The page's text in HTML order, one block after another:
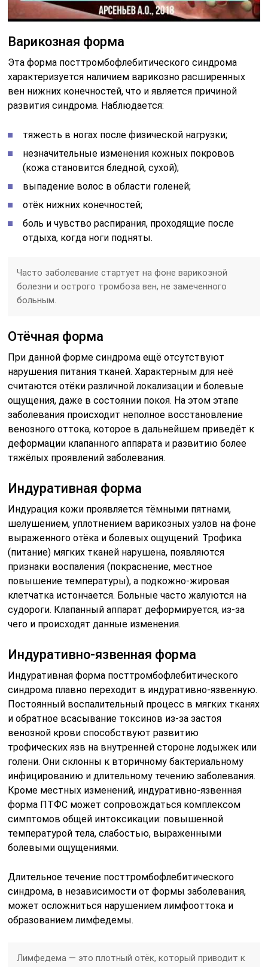
Варикозная форма
Эта форма посттромбофлебитического синдрома
характеризуется наличием варикозно расширенных
вен нижних конечностей, что и является причиной
развития синдрома. Наблюдается:
тяжесть в ногах после физической нагрузки;
незначительные изменения кожных покровов
(кожа становится бледной, сухой);
выпадение волос в области голеней;
отёк нижних конечностей;
боль и чувство распирания, проходящие после
отдыха, когда ноги подняты.
Часто заболевание стартует на фоне варикозной
болезни и острого тромбоза вен, не замеченного
больным.
Отёчная форма
При данной форме синдрома ещё отсутствуют
нарушения питания тканей. Характерным для неё
считаются отёки различной локализации и болевые
ощущения, даже в состоянии покоя. На этом этапе
заболевания происходит неполное восстановление
венозного оттока, которое в дальнейшем приведёт к
деформации клапанного аппарата и развитию более
тяжёлых проявлений заболевания.
Индуративная форма
Индурация кожи проявляется тёмными пятнами,
шелушением, уплотнением варикозных узлов на фоне
выраженного отёка и болевых ощущений. Трофика
(питание) мягких тканей нарушена, появляются
признаки воспаления (покраснение, местное
повышение температуры), а подкожно-жировая
клетчатка истончается. Больные часто жалуются на
судороги. Клапанный аппарат деформируется, из-за
чего и происходят данные изменения.
Индуративно-язвенная форма
Индуративная форма посттромбофлебитического
синдрома плавно переходит в индуративно-язвенную.
Постоянный воспалительный процесс в мягких тканях
и обратное всасывание токсинов из-за застоя
венозной крови способствуют развитию
трофических язв на внутренней стороне лодыжек или
голени. Они склонны к вторичному бактериальному
инфицированию и длительному течению заболевания.
Кроме местных изменений, индуративно-язвенная
форма ПТФС может сопровождаться комплексом
симптомов общей интоксикации: повышенной
температурой тела, слабостью, выраженными
болевыми ощущениями.
Длительное течение посттромбофлебитического
синдрома, в независимости от формы заболевания,
может осложниться нарушением лимфооттока и
образованием лимфедемы.
Лимфедема — это плотный отёк, который приводит к